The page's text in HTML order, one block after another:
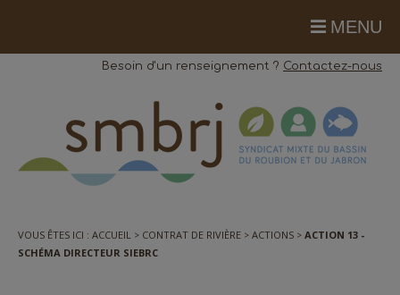
Besoin d'un renseignement ? Contactez-nous
VOUS ÊTES ICI : ACCUEIL CONTRAT DE RIVIÈRE ACTIONS
ACTION 13 -
SCHÉMA DIRECTEUR SIEBRC
MENU